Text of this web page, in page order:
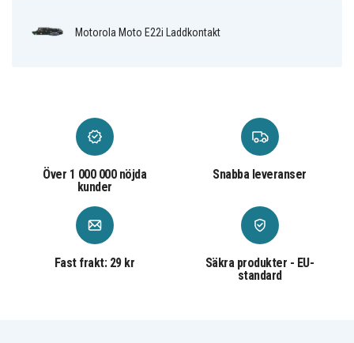
Motorola Moto E22i Laddkontakt
Över 1 000 000 nöjda
kunder
Snabba leveranser
Fast frakt: 29 kr
Säkra produkter - EU-
standard